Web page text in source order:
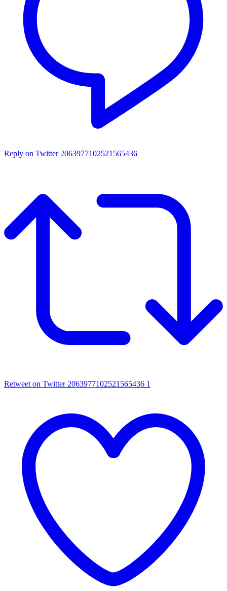
Reply on Twitter 2063977102521565436
Retweet on Twitter 2063977102521565436 1